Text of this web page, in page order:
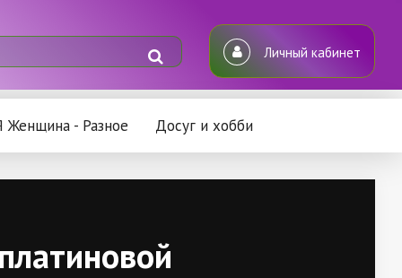
Личный кабинет
Женщина - Разное Досуг и хобби